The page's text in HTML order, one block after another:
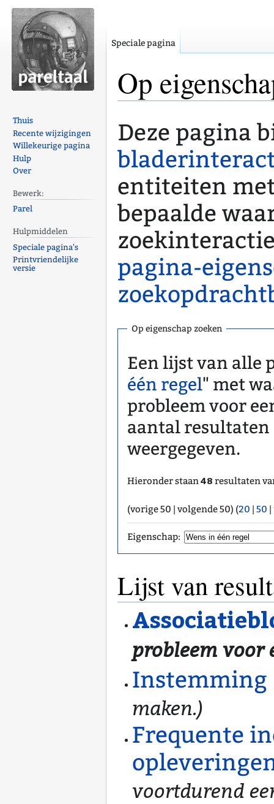
Op
navigatie
springen
zoeken
springen
Deze pagina
entiteiten
bepaalde
pagina-
Op eigenschap zoeken
Een lijst van alle
één regel" met
probleem voor
aantal resultaten
weergegeven.
Hieronder staan 48 resultaten
(vorige 50 | volgende 50) (20 | 50 |
Eigenschap:
Lijst van
probleem voor
Instemming
maken.)
Frequente
voortdurend
Speciale pagina
Thuis
Recente wijzigingen
Willekeurige pagina
Hulp
Over
Bewerk:
Parel
Hulpmiddelen
Speciale pagina's
Printvriendelijke
versie